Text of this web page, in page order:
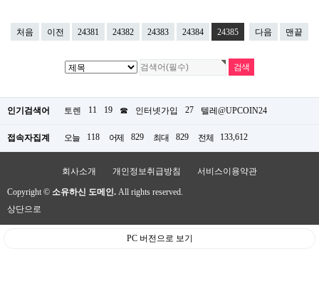
처음 이전 24381 24382 24383 24384 24385 다음 맨끝
인기검색어 토렌 11 19 ☎ 인터넷가입 27 텔레@UPCOIN24
접속자집계 오늘 118 어제 829 최대 829 전체 133,612
회사소개 개인정보취급방침 서비스이용약관
Copyright © 소유하신 도메인. All rights reserved.
상단으로
PC 버전으로 보기